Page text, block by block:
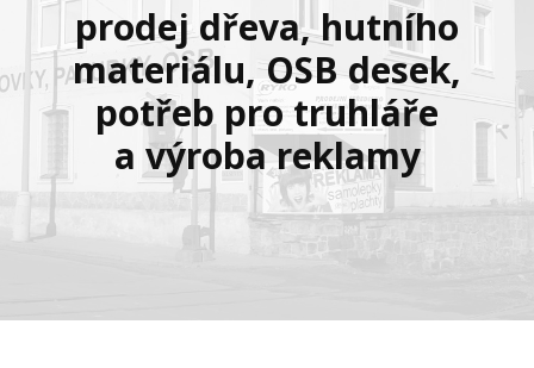
prodej dřeva, hutního
materiálu, OSB desek,
potřeb pro truhláře
a výroba reklamy